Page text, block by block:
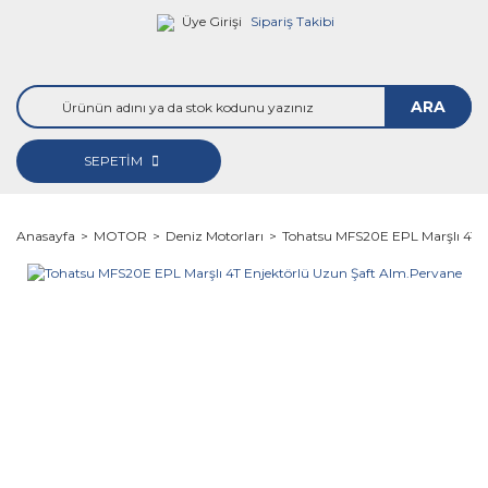
Üye Girişi Sipariş Takibi
ARA
SEPETİM
Anasayfa MOTOR Deniz Motorları Tohatsu MFS20E EPL Marşlı